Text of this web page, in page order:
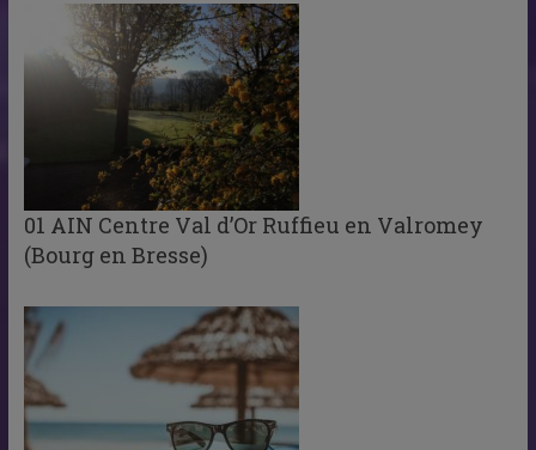
01 AIN Centre Val d’Or Ruffieu en Valromey
(Bourg en Bresse)